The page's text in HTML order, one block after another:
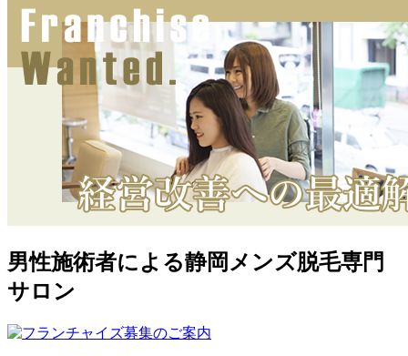
男性施術者による静岡メンズ脱毛専門
サロン